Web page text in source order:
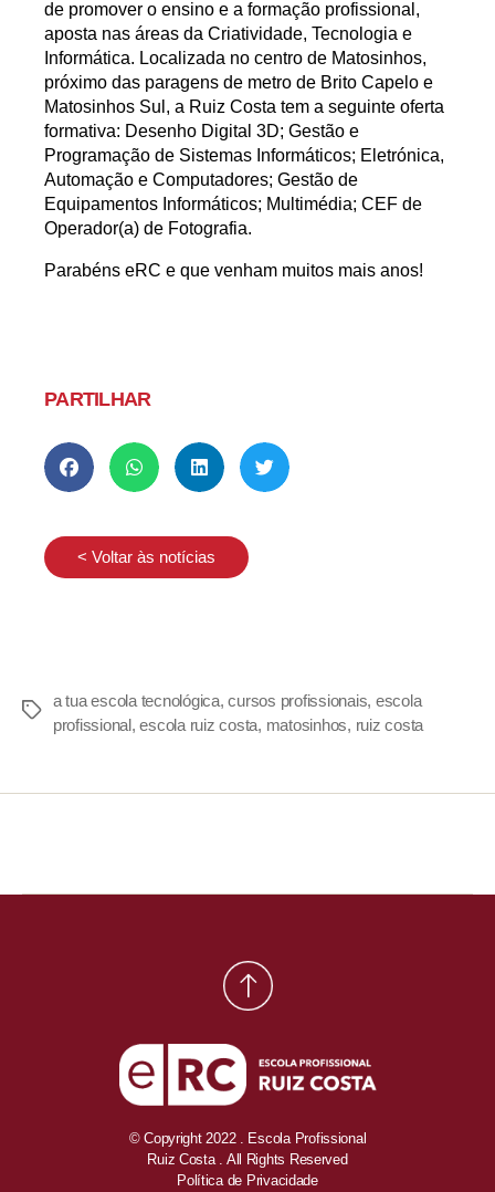
de promover o ensino e a formação profissional,
aposta nas áreas da Criatividade, Tecnologia e
Informática. Localizada no centro de Matosinhos,
próximo das paragens de metro de Brito Capelo e
Matosinhos Sul, a Ruiz Costa tem a seguinte oferta
formativa: Desenho Digital 3D; Gestão e
Programação de Sistemas Informáticos; Eletrónica,
Automação e Computadores; Gestão de
Equipamentos Informáticos; Multimédia; CEF de
Operador(a) de Fotografia.
Parabéns eRC e que venham muitos mais anos!
PARTILHAR
< Voltar às notícias
a tua escola tecnológica,cursos profissionais, escola
profissional,escola ruiz costa, matosinhos, ruiz costa
© Copyright 2022 . Escola Profissional
Ruiz Costa . All Rights Reserved
Política de Privacidade